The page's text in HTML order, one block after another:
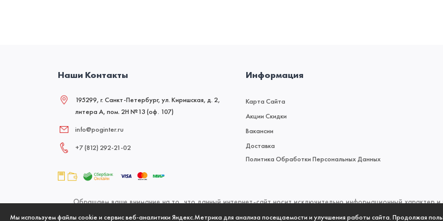
Мы используем файлы cookie и сервис веб-аналитики Яндекс.Метрика для анализа посещаемости и улучшения работы сайта. Продолжая
Наши Контакты
195299, г. Санкт-Петербург, ул. Киришская, д. 2,
литера А, пом. 2Н №13 (оф. 107)
info@poginter.ru
+7 (812) 292‑21‑02
Информация
Карта Сайта
Акции Скидки
Вакансии
Доставка
Политика Обработки Персональных Данных
Обращаем ваше внимание на то, что данный интернет-сайт носит исключительно информационный характер и
офертой, определяемой положениями Статьи 437 (2) Гражданского кодекса Российской Федерации. Для